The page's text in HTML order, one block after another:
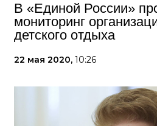
В «Единой России»
мониторинг
детского отдыха
22 мая 2020, 10:26